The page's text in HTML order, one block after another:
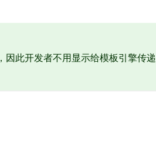
此开发者不用显示给模板引擎传递